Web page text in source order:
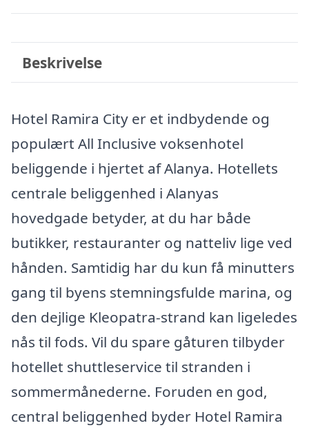
Beskrivelse
Hotel Ramira City er et indbydende og
populært All Inclusive voksenhotel
beliggende i hjertet af Alanya. Hotellets
centrale beliggenhed i Alanyas
hovedgade betyder, at du har både
butikker, restauranter og natteliv lige ved
hånden. Samtidig har du kun få minutters
gang til byens stemningsfulde marina, og
den dejlige Kleopatra-strand kan ligeledes
nås til fods. Vil du spare gåturen tilbyder
hotellet shuttleservice til stranden i
sommermånederne. Foruden en god,
central beliggenhed byder Hotel Ramira